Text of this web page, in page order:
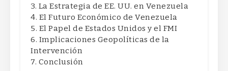
La Estrategia de EE. UU. en Venezuela
El Futuro Económico de Venezuela
El Papel de Estados Unidos y el FMI
Implicaciones Geopolíticas de la
Intervención
Conclusión